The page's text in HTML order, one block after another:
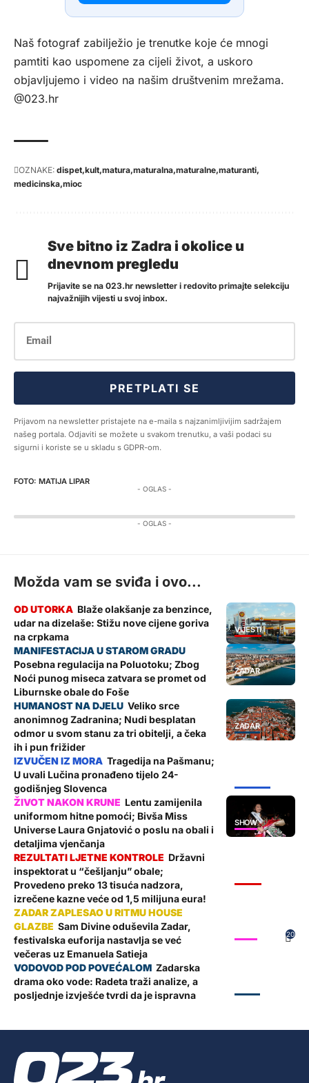
MATIJA LIPAR
Naš fotograf zabilježio je trenutke koje će mnogi
pamtiti kao uspomene za cijeli život, a uskoro
objavljujemo i video na našim društvenim mrežama.
@023.hr
OZNAKE: dispet kult matura maturalna maturalne maturanti
medicinska mioc
Sve bitno iz Zadra i okolice u
dnevnom pregledu
Prijavite se na 023.hr newsletter i redovito primajte selekciju
najvažnijih vijesti u svoj inbox.
PRETPLATI SE
Prijavom na newsletter pristajete na e-maila s najzanimljivijim sadržajem
našeg portala. Odjaviti se možete u svakom trenutku, a vaši podaci su
sigurni i koriste se u skladu s GDPR-om.
- OGLAS -
- OGLAS -
Možda vam se sviđa i ovo...
VIJESTI
Blaže olakšanje za benzince,
udar na dizelaše: Stižu nove cijene goriva
na crpkama
ZADAR
Posebna regulacija na Poluotoku; Zbog
Noći punog miseca zatvara se promet od
Liburnske obale do Foše
ZADAR
Veliko srce
anonimnog Zadranina; Nudi besplatan
odmor u svom stanu za tri obitelji, a čeka
ih i pun frižider
Tragedija na Pašmanu;
U uvali Lučina pronađeno tijelo 24-
godišnjeg Slovenca
SHOW
Lentu zamijenila
uniformom hitne pomoći; Bivša Miss
Universe Laura Gnjatović o poslu na obali i
detaljima vjenčanja
Državni
inspektorat u “češljanju” obale;
Provedeno preko 13 tisuća nadzora,
izrečene kazne veće od 1,5 milijuna eura!
20
Sam Divine oduševila Zadar,
festivalska euforija nastavlja se već
večeras uz Emanuela Satieja
Zadarska
drama oko vode: Radeta traži analize, a
posljednje izvješće tvrdi da je ispravna